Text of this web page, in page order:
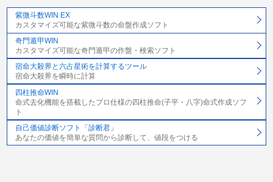
紫微斗数WIN EX
カスタマイズ可能な紫微斗数の命盤作成ソフト
奇門遁甲WIN
カスタマイズ可能な奇門遁甲の作盤・検索ソフト
宿命大殺界と六占星術を計算するツール
宿命大殺界を瞬時に計算
四柱推命WIN
命式去化機能を搭載したプロ仕様の四柱推命(子平・八字)命式作成ソフ
ト
自己価値診断ソフト「診断君」
あなたの価値を簡単な質問から診断して、値段をつける